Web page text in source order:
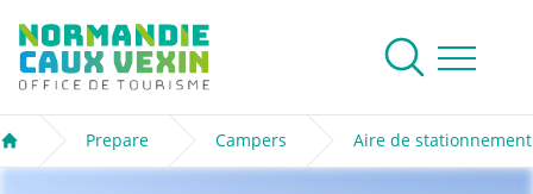
Normandie Caux Vexin
Menu
To research
Welcome
Prepare Campers Aire de